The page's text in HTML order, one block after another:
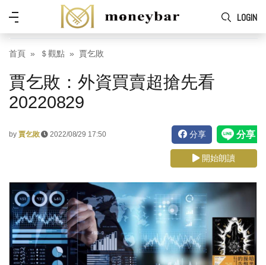
Skip to main content
LOGIN
功
能
表
首頁 ＄觀點 賈乞敗
賈乞敗：外資買賣超搶先看
20220829
by 賈乞敗 2022/08/29 17:50 分享
開始朗讀